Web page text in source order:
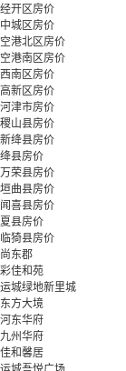
经开区房价
中城区房价
空港北区房价
空港南区房价
西南区房价
高新区房价
河津市房价
稷山县房价
新绛县房价
绛县房价
万荣县房价
垣曲县房价
闻喜县房价
夏县房价
临猗县房价
尚东郡
彩佳和苑
运城绿地新里城
东方大境
河东华府
九州华府
佳和馨居